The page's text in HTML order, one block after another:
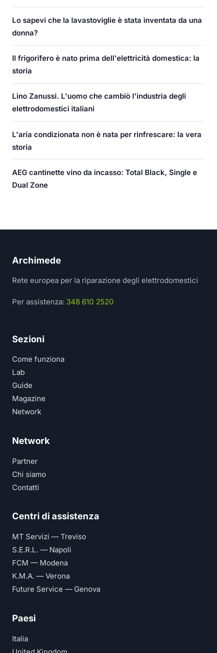
Lo sapevi che la lavastoviglie è stata inventata da una
donna?
Il frigorifero è nato prima dell'elettricità domestica: la
storia
Lino Zanussi. L'uomo che cambiò l'industria degli
elettrodomestici italiani
L'aria condizionata non è nata per rinfrescare: la vera
storia
AEG cantinette vino da incasso: Total Black, Single e
Dual Zone
Archimede
Rete europea per la riparazione degli elettrodomestici
Per assistenza: 348 610 2520
Sezioni
Come funziona
Lab
Guide
Magazine
Network
Network
Partner
Chi siamo
Contatti
Centri di assistenza
MT Servizi — Treviso
S.E.R.L. — Napoli
FCM — Modena
K.M.A. — Verona
Future Service — Genova
Paesi
Italia